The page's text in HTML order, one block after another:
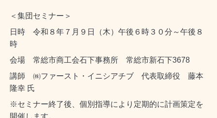
＜集団セミナー＞
日時 令和８年７月９日（木）午後６時３０分～午後８
時
会場 常総市商工会石下事務所 常総市新石下3678
講師 ㈱ファースト・イニシアチブ 代表取締役 藤本
隆幸 氏
※セミナー終了後、個別指導により定期的に計画策定を
開催します。